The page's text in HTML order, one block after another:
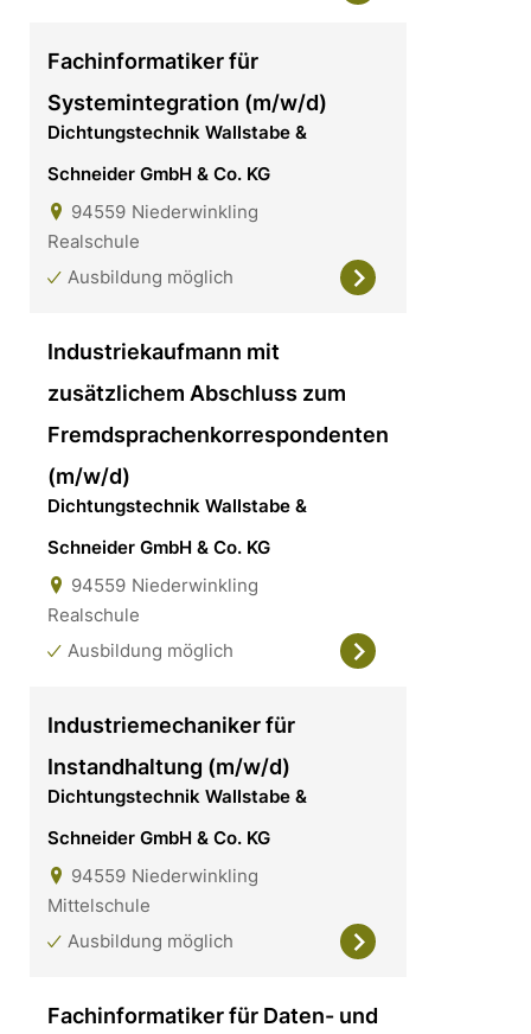
Fachinformatiker für
Systemintegration (m/w/d)
Dichtungstechnik Wallstabe &
Schneider GmbH & Co. KG
94559 Niederwinkling
Realschule
Ausbildung möglich
Industriekaufmann mit
zusätzlichem Abschluss zum
Fremdsprachenkorrespondenten
(m/w/d)
Dichtungstechnik Wallstabe &
Schneider GmbH & Co. KG
94559 Niederwinkling
Realschule
Ausbildung möglich
Industriemechaniker für
Instandhaltung (m/w/d)
Dichtungstechnik Wallstabe &
Schneider GmbH & Co. KG
94559 Niederwinkling
Mittelschule
Ausbildung möglich
Fachinformatiker für Daten- und